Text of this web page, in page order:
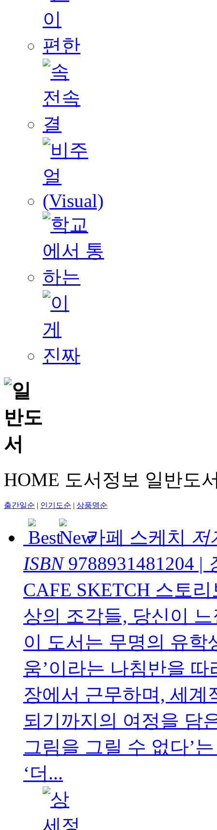
HOME 도서정보 일반도
출간일순 | 인기도순 | 상품명순
카페 스케치 저
ISBN9788931481204 |
CAFE SKETCH 스토
상의 조각들, 당신이
이 도서는 무명의 유학
움’이라는 나침반을
장에서 근무하며, 세계
되기까지의 여정을 담
그림을 그릴 수 없다’
‘더...